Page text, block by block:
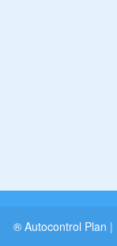
® Autocontrol Plan |